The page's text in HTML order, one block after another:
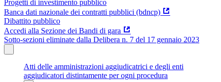
Progetti di investimento pubblico
Banca dati nazionale dei contratti pubblici (bdncp)
Dibattito pubblico
Accedi alla Sezione dei Bandi di gara
Sotto-sezioni eliminate dalla Delibera n. 7 del 17 gennaio 2023
Atti delle amministrazioni aggiudicatrici e degli enti
aggiudicatori distintamente per ogni procedura